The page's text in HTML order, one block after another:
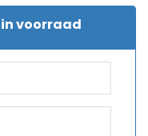
voorraad